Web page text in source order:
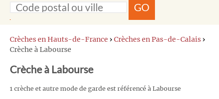
GO
Crèches en Hauts-de-France › Crèches en Pas-de-Calais ›
Crèche à Labourse
Crèche à Labourse
1 crèche et autre mode de garde est référencé à Labourse